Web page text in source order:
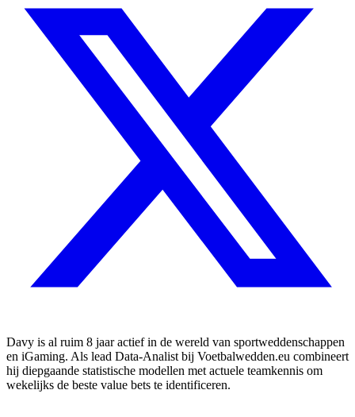
Davy is al ruim 8 jaar actief in de wereld van sportweddenschappen
en iGaming. Als lead Data-Analist bij Voetbalwedden.eu combineert
hij diepgaande statistische modellen met actuele teamkennis om
wekelijks de beste value bets te identificeren.